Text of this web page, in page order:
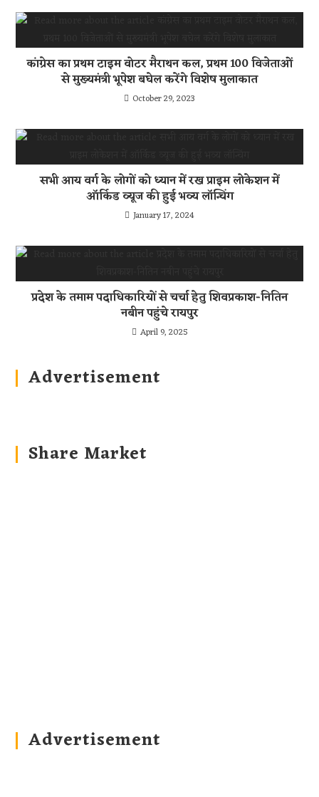
कांग्रेस का प्रथम टाइम वोटर मैराथन कल, प्रथम 100 विजेताओं
से मुख्यमंत्री भूपेश बघेल करेंगे विशेष मुलाकात
October 29, 2023
सभी आय वर्ग के लोगों को ध्यान में रख प्राइम लोकेशन में
ऑर्किड व्यूज की हुई भव्य लॉन्चिंग
January 17, 2024
प्रदेश के तमाम पदाधिकारियों से चर्चा हेतु शिवप्रकाश-नितिन
नबीन पहुंचे रायपुर
April 9, 2025
Advertisement
Share Market
Advertisement